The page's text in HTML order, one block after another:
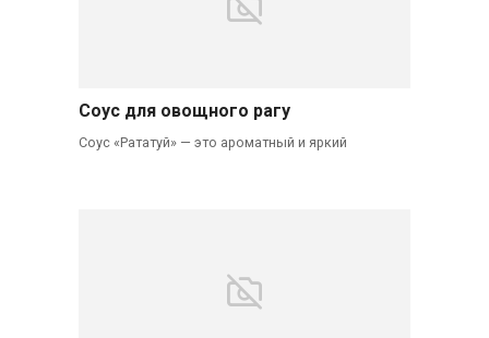
Соус для овощного рагу
Соус «Рататуй» — это ароматный и яркий